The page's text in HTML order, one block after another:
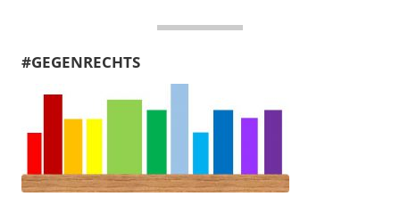
#GEGENRECHTS